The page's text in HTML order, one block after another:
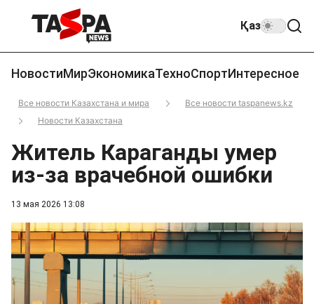
Қаз
НовостиМирЭкономикаТехноСпортИнтересное
Все новости Казахстана и мира
Все новости taspanews.kz
Новости Казахстана
13 мая 2026 13:08
Житель Караганды умер
из-за врачебной ошибки